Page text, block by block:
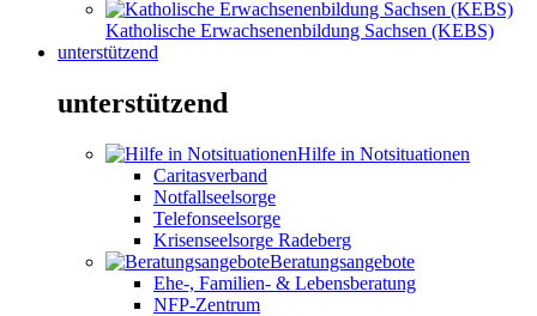
Katholische Erwachsenenbildung Sachsen (KEBS)
unterstützend
unterstützend
Hilfe in Notsituationen
Caritasverband
Notfallseelsorge
Telefonseelsorge
Krisenseelsorge Radeberg
Beratungsangebote
Ehe-, Familien- & Lebensberatung
NFP-Zentrum